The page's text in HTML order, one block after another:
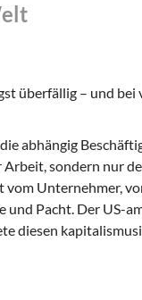
überfällig – und bei
abhängig
sondern nur
Unternehmer,
Pacht. Der US-
diesen